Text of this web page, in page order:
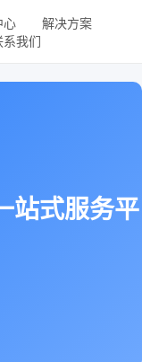
心
解决方案
系我们
站式服务平